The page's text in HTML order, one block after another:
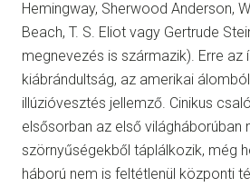
Hemingway, Sherwood Anderson,
Beach, T. S. Eliot vagy Gertrude
megnevezés is származik). Erre
kiábrándultság, az amerikai
illúzióvesztés jellemző. Cinikus
elsősorban az első világháborúban
szörnyűségekből táplálkozik, még
háború nem is feltétlenül központi